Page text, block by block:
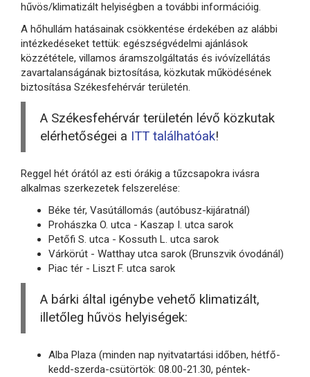
hűvös/klimatizált helyiségben a további információig.
A hőhullám hatásainak csökkentése érdekében az alábbi
intézkedéseket tettük: egészségvédelmi ajánlások
közzététele, villamos áramszolgáltatás és ivóvízellátás
zavartalanságának biztosítása, közkutak működésének
biztosítása Székesfehérvár területén.
A Székesfehérvár területén lévő közkutak
elérhetőségei a ITT találhatóak!
Reggel hét órától az esti órákig a tűzcsapokra ivásra
alkalmas szerkezetek felszerelése:
Béke tér, Vasútállomás (autóbusz-kijáratnál)
Prohászka O. utca - Kaszap I. utca sarok
Petőfi S. utca - Kossuth L. utca sarok
Várkörút - Watthay utca sarok (Brunszvik óvodánál)
Piac tér - Liszt F. utca sarok
A bárki által igénybe vehető klimatizált,
illetőleg hűvös helyiségek:
Alba Plaza (minden nap nyitvatartási időben, hétfő-
kedd-szerda-csütörtök: 08.00-21.30, péntek-